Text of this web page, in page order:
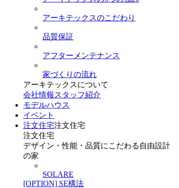
アーキテックスのこだわり
品質保証
アフターメンテナンス
家づくりの流れ
アーキテックスについて
会社情報 スタッフ紹介
モデルハウス
イベント
注文住宅注文住宅
注文住宅
デザイン・性能・品質にこだわる自由設計
の家
SOLARE
[OPTION] SE構法